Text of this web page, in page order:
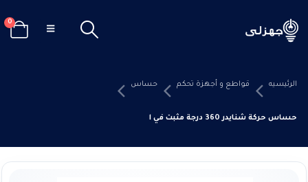
0
الرئيسيه قواطع و أجهزة تحكم حساس
حساس حركة شنايدر 360 درجة مثبت في السقف أو الحائط داخلي